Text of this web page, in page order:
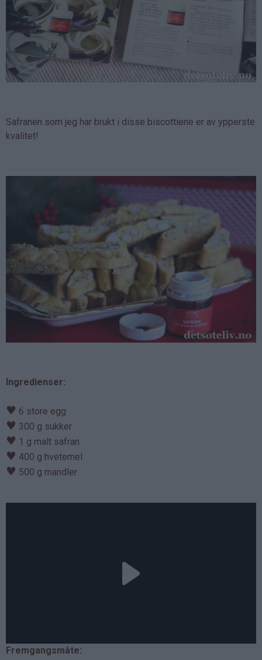
Safranen som jeg har brukt i disse biscottiene er av ypperste
kvalitet!
Ingredienser:
♥ 6 store egg
♥ 300 g sukker
♥ 1 g malt safran
♥ 400 g hvetemel
♥ 500 g mandler
Fremgangsmåte: